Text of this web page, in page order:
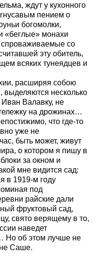
ждут у кухонного
пением о
богомолки,
«беглые» монахи
спроваживаемые со
эту обитель,
всяких тунеядцев и
расширяя собою
выделяются несколько
Валавку, не
на дрожинах…
что где-то
уже не
быть может, живут
о котором я пишу в
за окном и
мне видится сад:
в 1919-м году
под
райские дали
фруктовый сад,
свято верящему в то,
наведет
Но об этом лучше не
Саше.